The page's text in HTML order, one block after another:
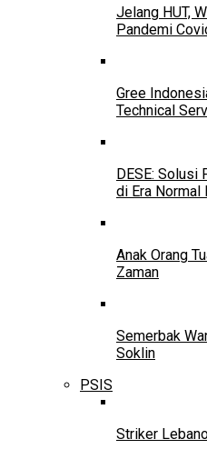
Jelang HUT,
Pandemi
Gree
Technical
DESE: Solusi
di Era Normal
Anak Orang
Zaman
Semerbak
Soklin
PSIS
Striker